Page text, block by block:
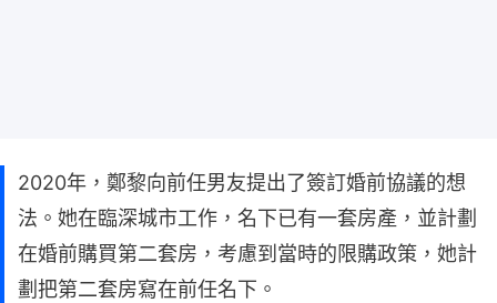
2020年，鄭黎向前任男友提出了簽訂婚前協議的想
法。她在臨深城市工作，名下已有一套房產，並計劃
在婚前購買第二套房，考慮到當時的限購政策，她計
劃把第二套房寫在前任名下。